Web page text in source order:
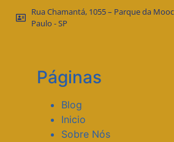
Rua Chamantá, 1055 – Parque da
Paulo - SP
Páginas
Blog
Inicio
Sobre Nós